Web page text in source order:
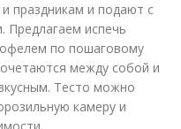
праздникам и подают с
Предлагаем испечь
по пошаговому
между собой и
Тесто можно
камеру и